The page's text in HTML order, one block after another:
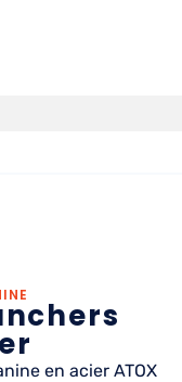
en acier ATOX